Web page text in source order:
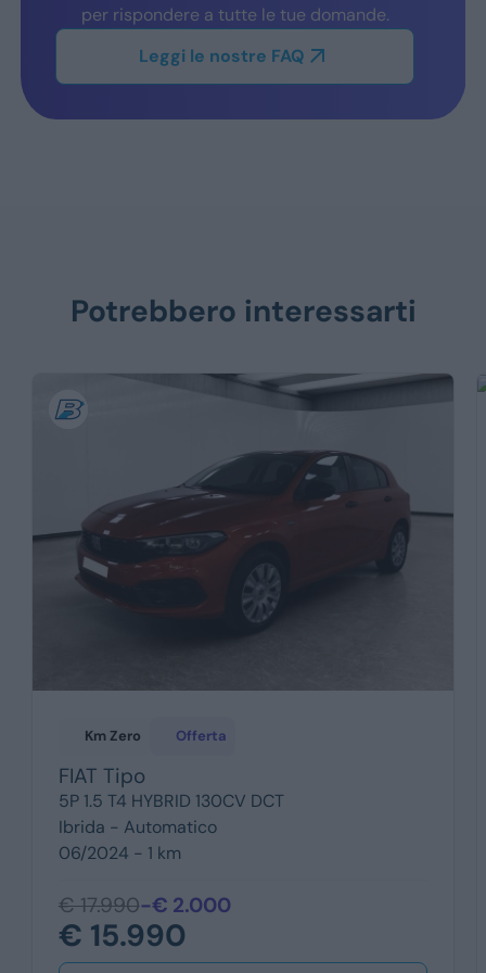
per rispondere a tutte le tue domande.
Leggi le nostre FAQ
Potrebbero interessarti
Km Zero Offerta
FIAT Tipo
5P 1.5 T4 HYBRID 130CV DCT
Ibrida - Automatico
06/2024 - 1 km
€ 17.990-€ 2.000
€ 15.990